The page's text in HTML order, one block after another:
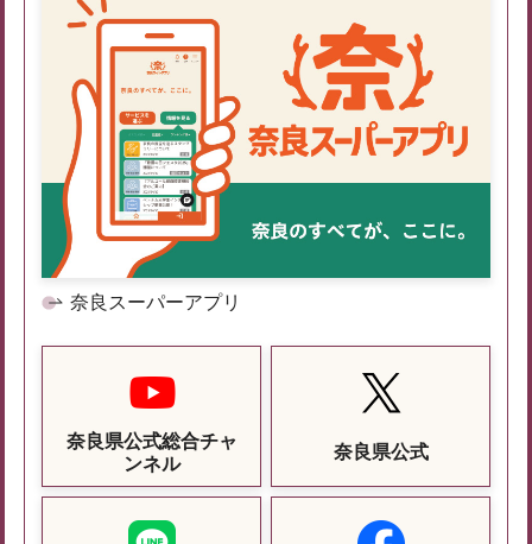
奈良スーパーアプリ
奈良県公式総合チャ
ンネル
奈良県公式